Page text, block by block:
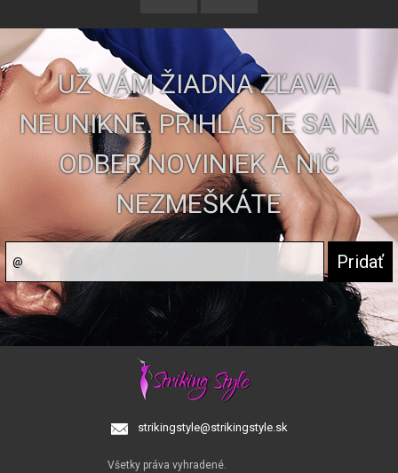
UŽ VÁM ŽIADNA ZĽAVA
NEUNIKNE. PRIHLÁSTE SA NA
ODBER NOVINIEK A NIČ
NEZMEŠKÁTE
strikingstyle@strikingstyle.sk
Všetky práva vyhradené.